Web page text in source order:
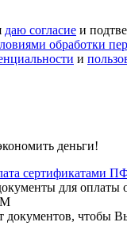
даю согласие и
обработки
и
деньги!
сертификатами
для оплаты
документов, чтобы